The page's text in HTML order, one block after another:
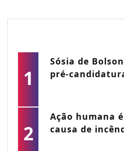
1
Sósia de
pré-
2
Ação humana
causa de